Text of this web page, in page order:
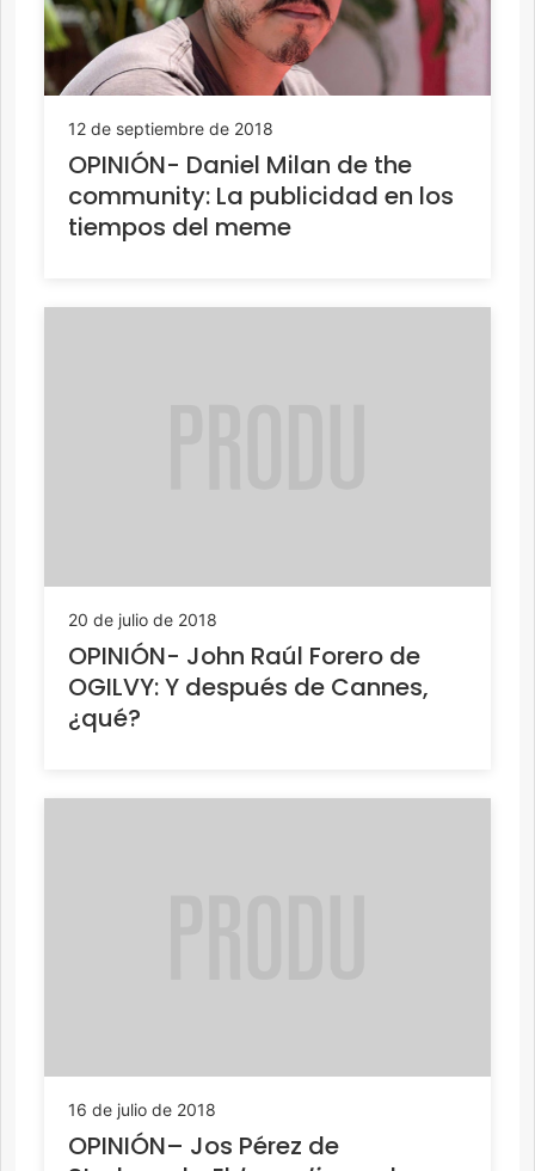
12 de septiembre de 2018
OPINIÓN- Daniel Milan de the
community: La publicidad en los
tiempos del meme
20 de julio de 2018
OPINIÓN- John Raúl Forero de
OGILVY: Y después de Cannes,
¿qué?
16 de julio de 2018
OPINIÓN– Jos Pérez de